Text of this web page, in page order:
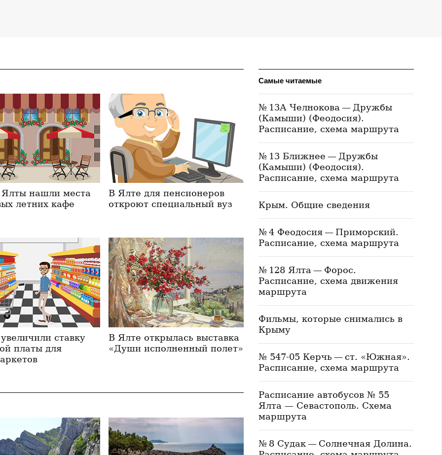
Ялты нашли места
летних кафе
В Ялте для пенсионеров
откроют специальный вуз
ставку
платы для
В Ялте открылась выставка
«Души исполненный полет»
Самые читаемые
№ 13А Челнокова — Дружбы
(Камыши) (Феодосия).
Расписание, схема маршрута
№ 13 Ближнее — Дружбы
(Камыши) (Феодосия).
Расписание, схема маршрута
Крым. Общие сведения
№ 4 Феодосия — Приморский.
Расписание, схема маршрута
№ 128 Ялта — Форос.
Расписание, схема движения
маршрута
Фильмы, которые снимались в
Крыму
№ 547-05 Керчь — ст. «Южная».
Расписание, схема маршрута
Расписание автобусов № 55
Ялта — Севастополь. Схема
маршрута
№ 8 Судак — Солнечная Долина.